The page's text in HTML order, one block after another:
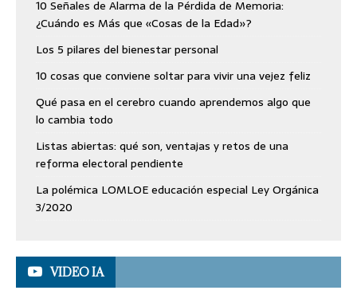
10 Señales de Alarma de la Pérdida de Memoria:
¿Cuándo es Más que «Cosas de la Edad»?
Los 5 pilares del bienestar personal
10 cosas que conviene soltar para vivir una vejez feliz
Qué pasa en el cerebro cuando aprendemos algo que
lo cambia todo
Listas abiertas: qué son, ventajas y retos de una
reforma electoral pendiente
La polémica LOMLOE educación especial Ley Orgánica
3/2020
VIDEO IA